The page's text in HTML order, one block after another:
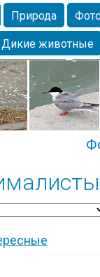
Природа
Дикие животные
Домашние
птицы Утка